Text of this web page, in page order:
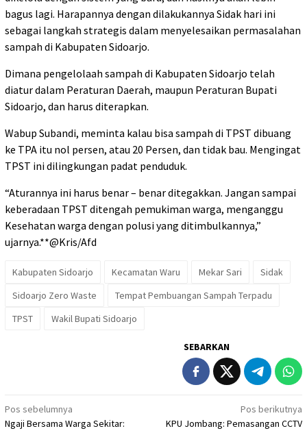
bagus lagi. Harapannya dengan dilakukannya Sidak hari ini
sebagai langkah strategis dalam menyelesaikan permasalahan
sampah di Kabupaten Sidoarjo.
Dimana pengelolaah sampah di Kabupaten Sidoarjo telah
diatur dalam Peraturan Daerah, maupun Peraturan Bupati
Sidoarjo, dan harus diterapkan.
Wabup Subandi, meminta kalau bisa sampah di TPST dibuang
ke TPA itu nol persen, atau 20 Persen, dan tidak bau. Mengingat
TPST ini dilingkungan padat penduduk.
“Aturannya ini harus benar – benar ditegakkan. Jangan sampai
keberadaan TPST ditengah pemukiman warga, menganggu
Kesehatan warga dengan polusi yang ditimbulkannya,”
ujarnya.**@Kris/Afd
Kabupaten Sidoarjo Kecamatan Waru Mekar Sari
Sidak
Sidoarjo Zero Waste
Tempat Pembuangan Sampah Terpadu
TPST
Wakil Bupati Sidoarjo
SEBARKAN
Navigasi
Pos sebelumnya
Ngaji Bersama Warga Sekitar:
Pos berikutnya
KPU Jombang: Pemasangan CCTV